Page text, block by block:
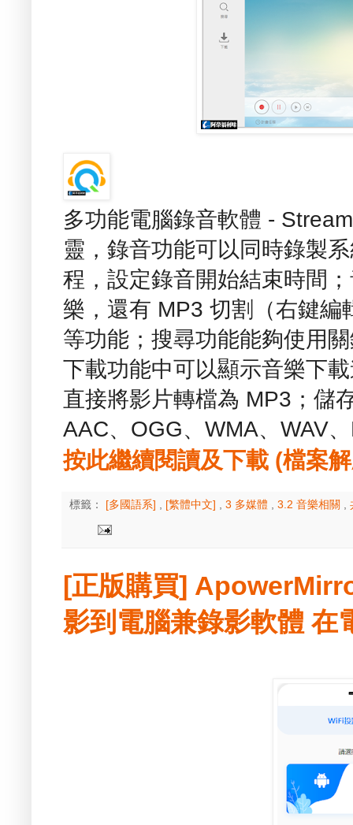
多功能電腦錄音軟體 -
靈，錄音功能可以同時錄製
程，設定錄音開始結束時間
樂，還有 MP3 切割（右鍵編
等功能；搜尋功能能夠使用
下載功能中可以顯示音樂下
直接將影片轉檔為 MP3；儲
AAC、OGG、WMA、WAV
按此繼續閱讀及下載 (檔案
標籤： [多國語系] [繁體中文] 3 多媒體 3.2 音樂相關
[正版購買]
影到電腦兼錄影軟體 在